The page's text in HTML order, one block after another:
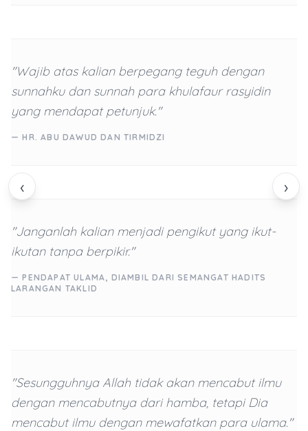
‹ ›
"Wajib atas kalian berpegang teguh dengan
sunnahku dan sunnah para khulafaur rasyidin
yang mendapat petunjuk."
— HR. ABU DAWUD DAN TIRMIDZI
"Janganlah kalian menjadi pengikut yang ikut-
ikutan tanpa berpikir."
— PENDAPAT ULAMA, DIAMBIL DARI SEMANGAT HADITS
LARANGAN TAKLID
"Sesungguhnya Allah tidak akan mencabut ilmu
dengan mencabutnya dari hamba, tetapi Dia
mencabut ilmu dengan mewafatkan para ulama."